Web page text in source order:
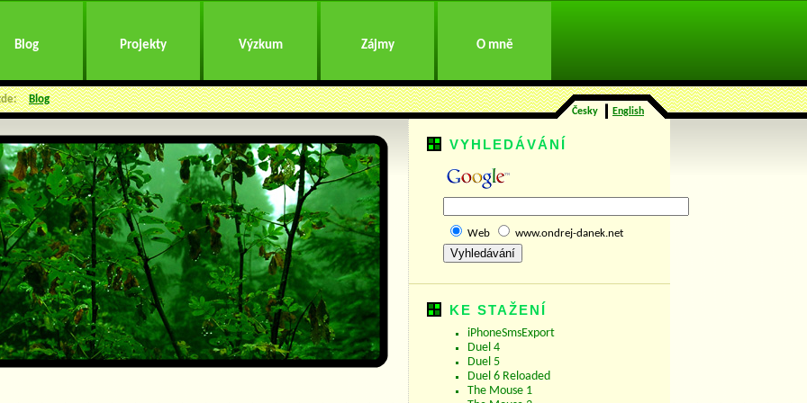
Blog Projekty Výzkum Zájmy O mně
Blog
Česky English
VYHLEDÁVÁNÍ
Web www.ondrej-danek.net
KE STAŽENÍ
iPhoneSmsExport
Duel 4
Duel 5
Duel 6 Reloaded
The Mouse 1